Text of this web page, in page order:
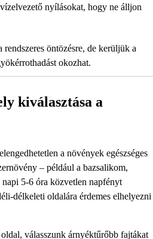
nyílásokat, hogy ne álljon
öntözésre, de kerüljük a
okozhat.
kiválasztása a
a növények egészséges
– például a bazsalikom,
5-6 óra közvetlen napfényt
délkeleti oldalára érdemes elhelyezni
válasszunk árnyéktűrőbb fajtákat